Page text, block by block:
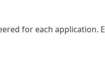
for each application.